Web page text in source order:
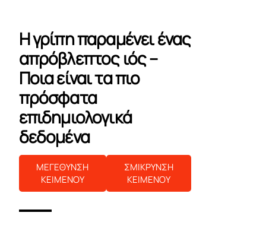
Η γρίπη παραμένει ένας
απρόβλεπτος ιός –
Ποια είναι τα πιο
πρόσφατα
επιδημιολογικά
δεδομένα
ΜΕΓΕΘΥΝΣΗ
ΚΕΙΜΕΝΟΥ
ΣΜΙΚΡΥΝΣΗ
ΚΕΙΜΕΝΟΥ